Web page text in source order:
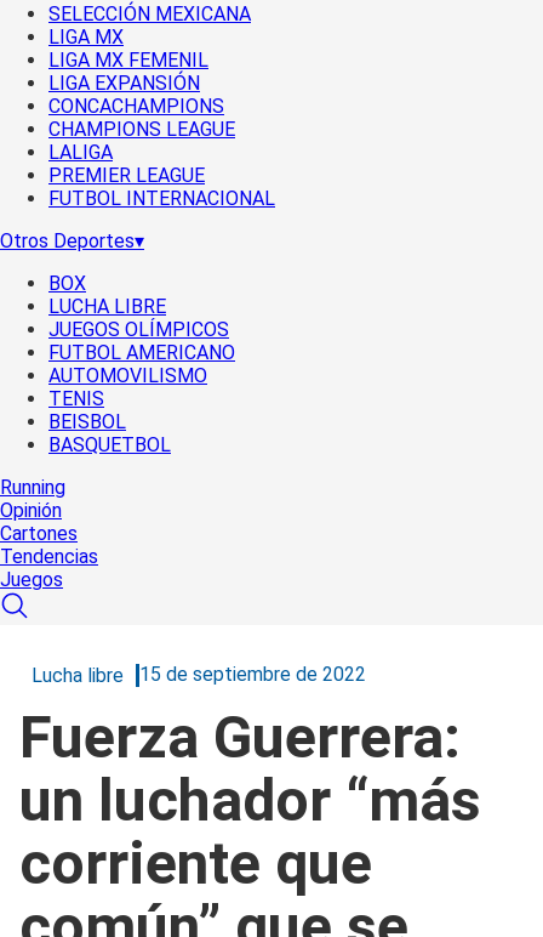
SELECCIÓN MEXICANA
LIGA MX
LIGA MX FEMENIL
LIGA EXPANSIÓN
CONCACHAMPIONS
CHAMPIONS LEAGUE
LALIGA
PREMIER LEAGUE
FUTBOL INTERNACIONAL
Otros Deportes▾
BOX
LUCHA LIBRE
JUEGOS OLÍMPICOS
FUTBOL AMERICANO
AUTOMOVILISMO
TENIS
BEISBOL
BASQUETBOL
Running
Opinión
Cartones
Tendencias
Juegos
Lucha libre 15 de septiembre de 2022
Fuerza Guerrera:
un luchador “más
corriente que